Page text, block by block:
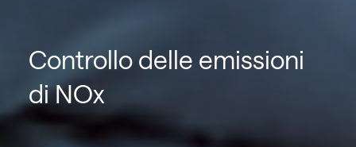
Controllo delle emissioni
di NOx